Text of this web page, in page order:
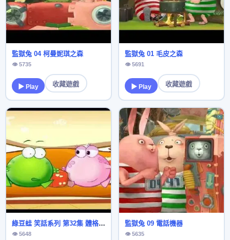
監獄兔 04 柯曼妮琪之森
👁 5735
▶ Play 收藏遊戲
監獄兔 01 毛皮之森
👁 5691
▶ Play 收藏遊戲
綠豆蛙 笑話系列 第32集 體格優勢
👁 5648
監獄兔 09 電話機器
👁 5635